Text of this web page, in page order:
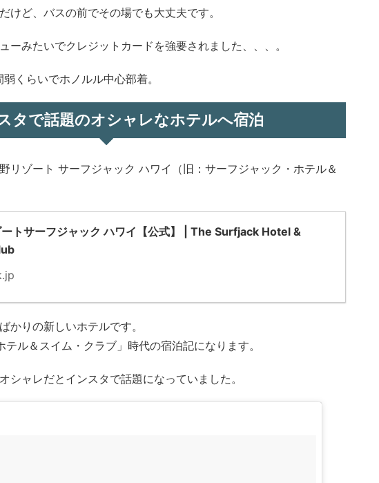
けど、バスの前でその場でも大丈夫です。
ーみたいでクレジットカードを強要されました、、、。
くらいでホノルル中心部着。
タで話題のオシャレなホテルへ宿泊
リゾート サーフジャック ハワイ（旧：サーフジャック・ホテル＆
トサーフジャック ハワイ【公式】 | The Surfjack Hotel &
かりの新しいホテルです。
ル＆スイム・クラブ」時代の宿泊記になります。
シャレだとインスタで話題になっていました。